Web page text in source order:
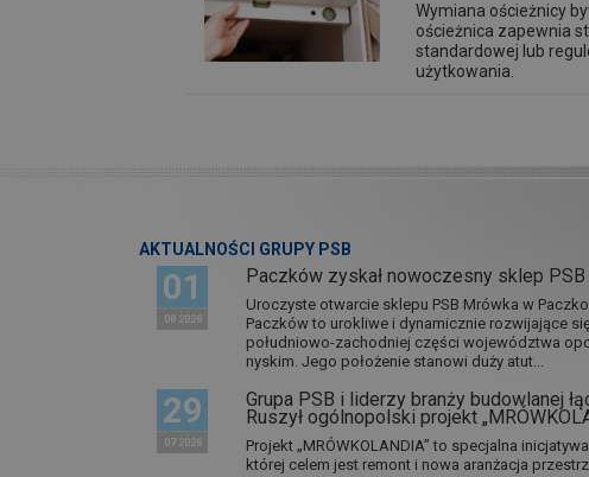
Wymiana ościeżnicy
ościeżnica zapewnia
standardowej lub
użytkowania.
AKTUALNOŚCI GRUPY PSB
01
08 2026
Paczków zyskał nowoczesny sklep
Uroczyste otwarcie sklepu PSB Mrówka w
Paczków to urokliwe i dynamicznie rozwijające
południowo-zachodniej części województwa
nyskim. Jego położenie stanowi duży atut...
29
07 2026
Grupa PSB i liderzy branży budowlanej
Ruszył ogólnopolski projekt
Projekt „MRÓWKOLANDIA” to specjalna
której celem jest remont i nowa aranżacja